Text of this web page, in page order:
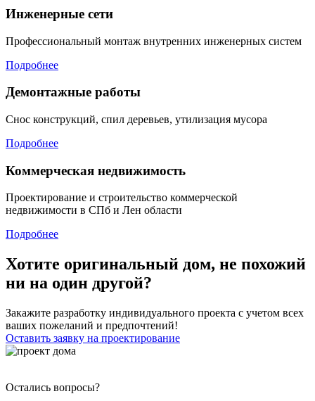
Инженерные сети
Профессиональный монтаж внутренних инженерных систем
Подробнее
Демонтажные работы
Снос конструкций, спил деревьев, утилизация мусора
Подробнее
Коммерческая недвижимость
Проектирование и строительство коммерческой
недвижимости в СПб и Лен области
Подробнее
Хотите оригинальный дом, не похожий
ни на один другой?
Закажите разработку индивидуального проекта с учетом всех
ваших пожеланий и предпочтений!
Оставить заявку на проектирование
Остались вопросы?